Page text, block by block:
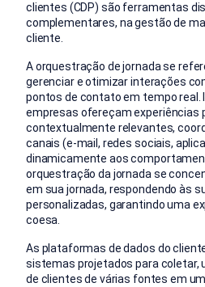
clientes (CDP) são ferramentas
complementares, na gestão de
cliente.
A orquestração de jornada se
gerenciar e otimizar interações
pontos de contato em tempo real.
empresas ofereçam experiências
contextualmente relevantes,
canais (e-mail, redes sociais,
dinamicamente aos
orquestração da jornada se
em sua jornada, respondendo às
personalizadas, garantindo uma
coesa.
As plataformas de dados do
sistemas projetados para coletar,
de clientes de várias fontes em